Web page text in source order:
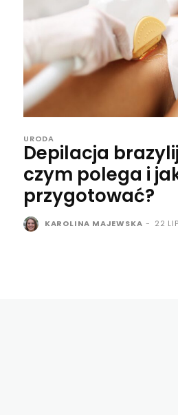
URODA
Depilacja
czym polega i
przygotować?
KAROLINA MAJEWSKA - 22